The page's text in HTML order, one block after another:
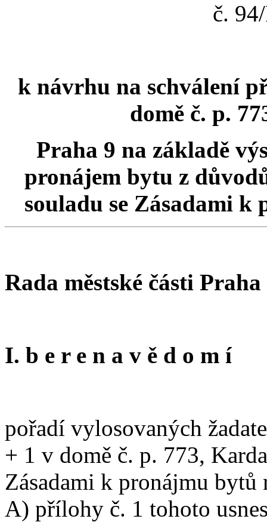
č.
k návrhu na schválení
domě č. p.
Praha 9 na základě
pronájem bytu z
souladu se Zásadami
Rada městské části Praha
I. b e r e n a v ě d o m í
pořadí vylosovaných
+ 1 v domě č. p. 773,
Zásadami k pronájmu bytů
A) přílohy č. 1 tohoto